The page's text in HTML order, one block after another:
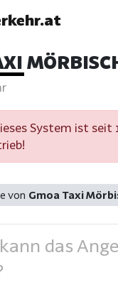
System ist seit
von Gmoa Taxi
das